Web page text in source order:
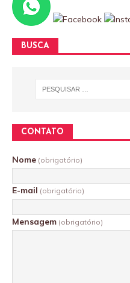
BUSCA
CONTATO
Nome (obrigatório)
E-mail (obrigatório)
Mensagem (obrigatório)